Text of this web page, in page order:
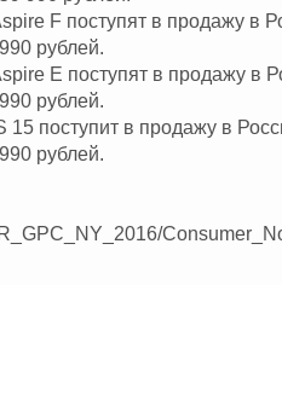
F поступят в продажу в
рублей.
E поступят в продажу в
рублей.
15 поступит в продажу в
рублей.